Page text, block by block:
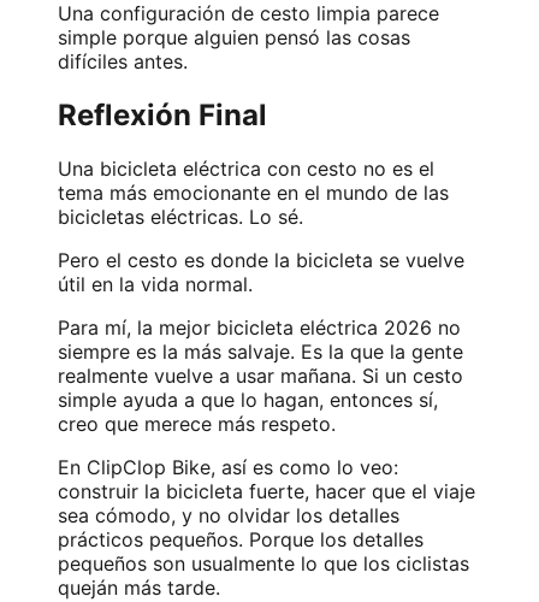
Una configuración de cesto limpia parece
simple porque alguien pensó las cosas
difíciles antes.
Reflexión Final
Una bicicleta eléctrica con cesto no es el
tema más emocionante en el mundo de las
bicicletas eléctricas. Lo sé.
Pero el cesto es donde la bicicleta se vuelve
útil en la vida normal.
Para mí, la mejor bicicleta eléctrica 2026 no
siempre es la más salvaje. Es la que la gente
realmente vuelve a usar mañana. Si un cesto
simple ayuda a que lo hagan, entonces sí,
creo que merece más respeto.
En ClipClop Bike, así es como lo veo:
construir la bicicleta fuerte, hacer que el viaje
sea cómodo, y no olvidar los detalles
prácticos pequeños. Porque los detalles
pequeños son usualmente lo que los ciclistas
queján más tarde.